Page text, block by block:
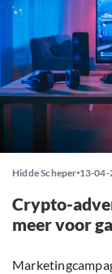
Hidde Scheper 13-04-
Crypto-
meer voor